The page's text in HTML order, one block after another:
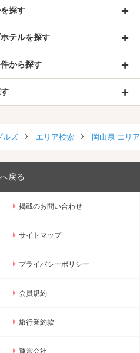
探す
テルを探す
から探す
ルズ エリア検索 岡山県 エリ
戻る
掲載のお問い合わせ
サイトマップ
プライバシーポリシー
会員規約
旅行業約款